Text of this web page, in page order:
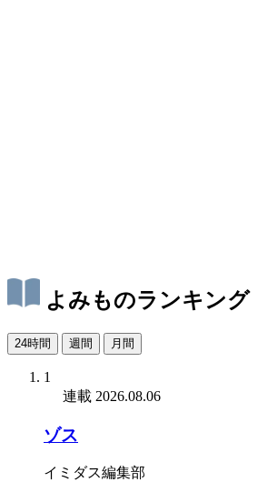
よみものランキング
24時間 週間 月間
1
連載 2026.08.06
ゾス
イミダス編集部